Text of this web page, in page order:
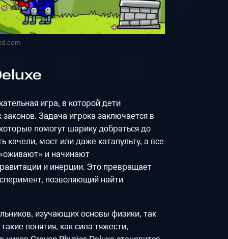
игра, в которой дети
Задача игрока заключается в
помогут шарику добраться до
мост или даже катапульту, а все
и начинают
и инерции. Это превращает
позволяющий найти
изучающих основы физики, так
понятия, как сила тяжести,